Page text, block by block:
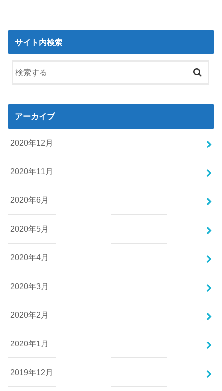
サイト内検索
アーカイブ
2020年12月
2020年11月
2020年6月
2020年5月
2020年4月
2020年3月
2020年2月
2020年1月
2019年12月